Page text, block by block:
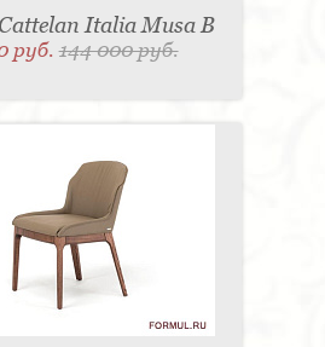
Italia Musa B
руб.144 000 руб.